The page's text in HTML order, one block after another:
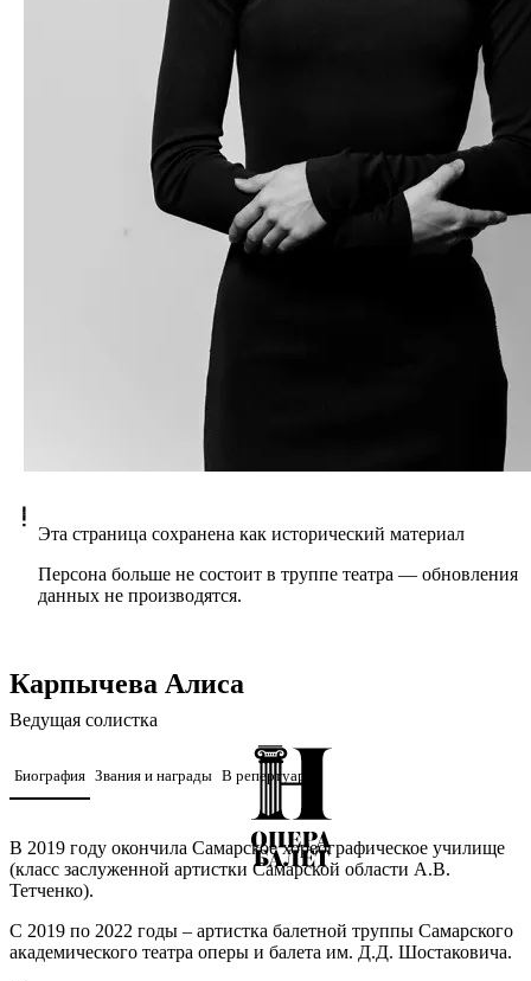
Эта страница сохранена как исторический материал
Персона больше не состоит в труппе театра — обновления
данных не производятся.
Карпычева Алиса
Ведущая солистка
Биография Звания и награды В репертуаре
В 2019 году окончила Самарское хореографическое училище
(класс заслуженной артистки Самарской области А.В.
Тетченко).
С 2019 по 2022 годы – артистка балетной труппы Самарского
академического театра оперы и балета им. Д.Д. Шостаковича.